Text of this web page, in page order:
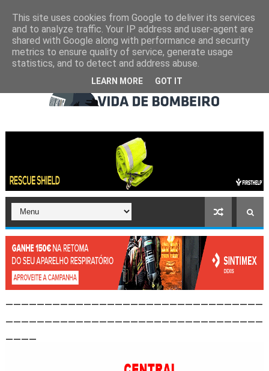
This site uses cookies from Google to deliver its services
and to analyze traffic. Your IP address and user-agent are
shared with Google along with performance and security
metrics to ensure quality of service, generate usage
statistics, and to detect and address abuse.
LEARN MORE GOT IT